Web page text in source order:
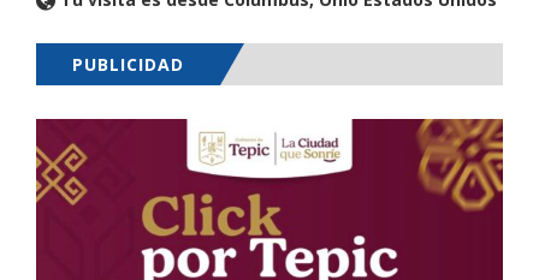
PUBLICIDAD